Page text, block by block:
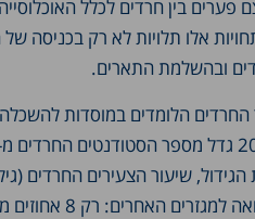
פערים בין חרדים לכלל
אלו תלויות לא רק בכניסה
ובהשלמת התארים.